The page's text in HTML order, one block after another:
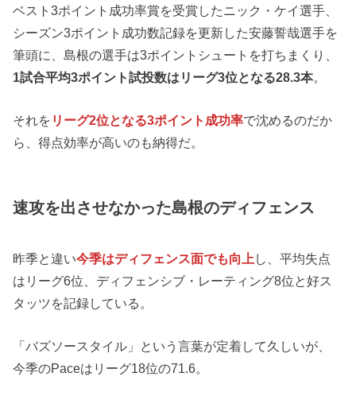
ベスト3ポイント成功率賞を受賞したニック・ケイ選手、
シーズン3ポイント成功数記録を更新した安藤誓哉選手を
筆頭に、島根の選手は3ポイントシュートを打ちまくり、
1試合平均3ポイント試投数はリーグ3位となる28.3本。
それを リーグ2位となる3ポイント成功率で沈めるのだか
ら、得点効率が高いのも納得だ。
速攻を出させなかった島根のディフェンス
昨季と違い今季はディフェンス面でも向上 し、平均失点
はリーグ6位、ディフェンシブ・レーティング8位と好ス
タッツを記録している。
「バズソースタイル」という言葉が定着して久しいが、
今季のPaceはリーグ18位の71.6。